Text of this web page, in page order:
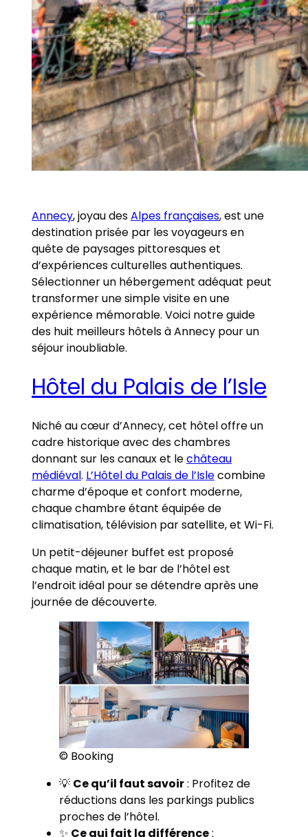
Annecy, joyau desAlpes françaises, est une
destination prisée par les voyageurs en
quête de paysages pittoresques et
d’expériences culturelles authentiques.
Sélectionner un hébergement adéquat peut
transformer une simple visite en une
expérience mémorable. Voici notre guide
des huit meilleurs hôtels à Annecy pour un
séjour inoubliable.
Hôtel du Palais de l’Isle
Niché au cœur d’Annecy, cet hôtel offre un
cadre historique avec des chambres
donnant sur les canaux et lechâteau
médiéval. L’Hôtel du Palais de l’Islecombine
charme d’époque et confort moderne,
chaque chambre étant équipée de
climatisation, télévision par satellite, et Wi-Fi.
Un petit-déjeuner buffet est proposé
chaque matin, et le bar de l’hôtel est
l’endroit idéal pour se détendre après une
journée de découverte.
© Booking
💡 Ce qu’il faut savoir: Profitez de
réductions dans les parkings publics
proches de l’hôtel.
✨ Ce qui fait la différence: